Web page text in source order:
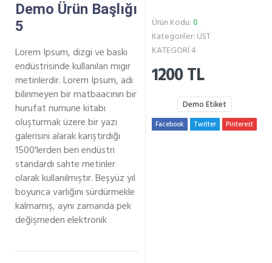
Demo Ürün Başlığı
5
Lorem Ipsum, dizgi ve baskı
endüstrisinde kullanılan mıgır
metinlerdir. Lorem Ipsum, adı
bilinmeyen bir matbaacının bir
hurufat numune kitabı
oluşturmak üzere bir yazı
galerisini alarak karıştırdığı
1500'lerden beri endüstri
standardı sahte metinler
olarak kullanılmıştır. Beşyüz yıl
boyunca varlığını sürdürmekle
kalmamış, aynı zamanda pek
değişmeden elektronik
Ürün Kodu:0
Kategoriler: ÜST
KATEGORİ 4
1200 TL
Demo Etiket
Facebook Twitter Pinterest